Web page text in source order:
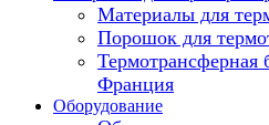
Материалы для
Порошок для
Термотрансферная
Франция
Оборудование